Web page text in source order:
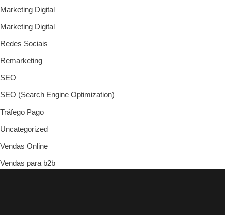
Marketing Digital
Marketing Digital
Redes Sociais
Remarketing
SEO
SEO (Search Engine Optimization)
Tráfego Pago
Uncategorized
Vendas Online
Vendas para b2b